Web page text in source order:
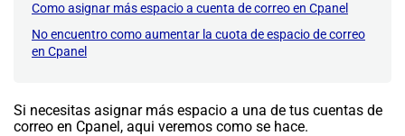
Como asignar más espacio a cuenta de correo en Cpanel
No encuentro como aumentar la cuota de espacio de correo
en Cpanel
Si necesitas asignar más espacio a una de tus cuentas de
correo en Cpanel, aqui veremos como se hace.